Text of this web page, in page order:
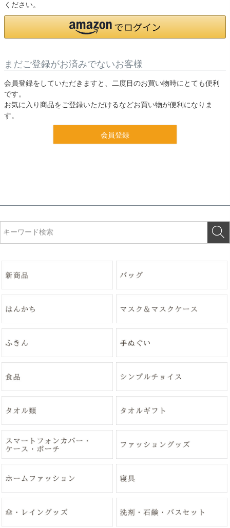
ください。
まだご登録がお済みでないお客様
会員登録をしていただきますと、二度目のお買い物時にとても便利
です。
お気に入り商品をご登録いただけるなどお買い物が便利になりま
す。
会員登録